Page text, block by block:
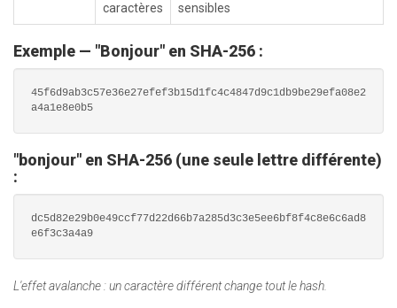
caractères
sensibles
Exemple — "Bonjour" en SHA-256 :
45f6d9ab3c57e36e27efef3b15d1fc4c4847d9c1db9be29efa08e2
a4a1e8e0b5
"bonjour" en SHA-256 (une seule lettre différente)
:
dc5d82e29b0e49ccf77d22d66b7a285d3c3e5ee6bf8f4c8e6c6ad8
e6f3c3a4a9
L'effet avalanche : un caractère différent change tout le hash.